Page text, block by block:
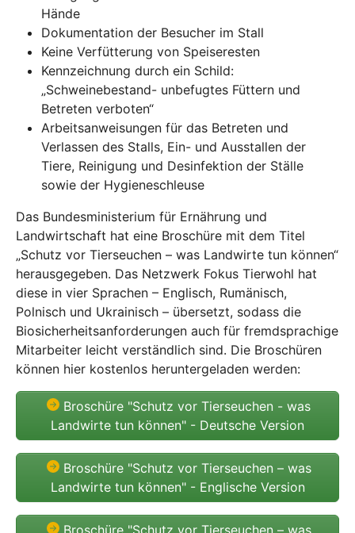
Hände
Dokumentation der Besucher im Stall
Keine Verfütterung von Speiseresten
Kennzeichnung durch ein Schild:
„Schweinebestand- unbefugtes Füttern und
Betreten verboten“
Arbeitsanweisungen für das Betreten und
Verlassen des Stalls, Ein- und Ausstallen der
Tiere, Reinigung und Desinfektion der Ställe
sowie der Hygieneschleuse
Das Bundesministerium für Ernährung und
Landwirtschaft hat eine Broschüre mit dem Titel
„Schutz vor Tierseuchen – was Landwirte tun können“
herausgegeben. Das Netzwerk Fokus Tierwohl hat
diese in vier Sprachen – Englisch, Rumänisch,
Polnisch und Ukrainisch – übersetzt, sodass die
Biosicherheitsanforderungen auch für fremdsprachige
Mitarbeiter leicht verständlich sind. Die Broschüren
können hier kostenlos heruntergeladen werden:
Broschüre "Schutz vor Tierseuchen - was
Landwirte tun können" - Deutsche Version
Broschüre "Schutz vor Tierseuchen – was
Landwirte tun können" - Englische Version
Broschüre "Schutz vor Tierseuchen – was